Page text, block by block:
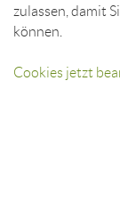
zulassen, damit
können.
Cookies jetzt